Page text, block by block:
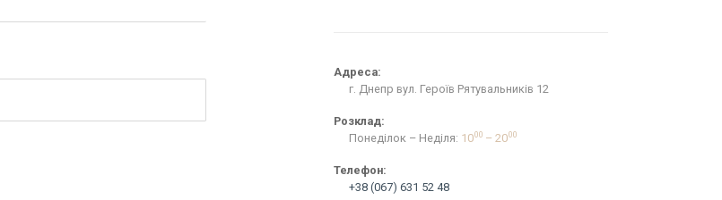
Адреса:
г. Днепр вул. Героїв Рятувальників 12
Розклад:
Понеділок – Неділя: 1000 – 2000
Телефон:
+38 (067) 631 52 48